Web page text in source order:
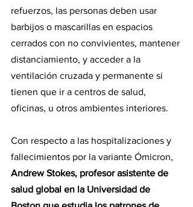
refuerzos, las personas deben usar
barbijos o mascarillas en espacios
cerrados con no convivientes, mantener
distanciamiento, y acceder a la
ventilación cruzada y permanente si
tienen que ir a centros de salud,
oficinas, u otros ambientes interiores.
Con respecto a las hospitalizaciones y
fallecimientos por la variante Ómicron,
Andrew Stokes, profesor asistente de
salud global en la Universidad de